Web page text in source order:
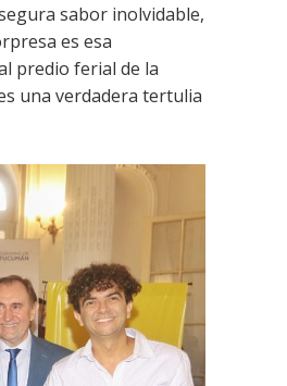
sabor inolvidable,
es esa
predio ferial de la
una verdadera tertulia